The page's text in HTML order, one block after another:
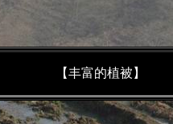
【丰富的植被】